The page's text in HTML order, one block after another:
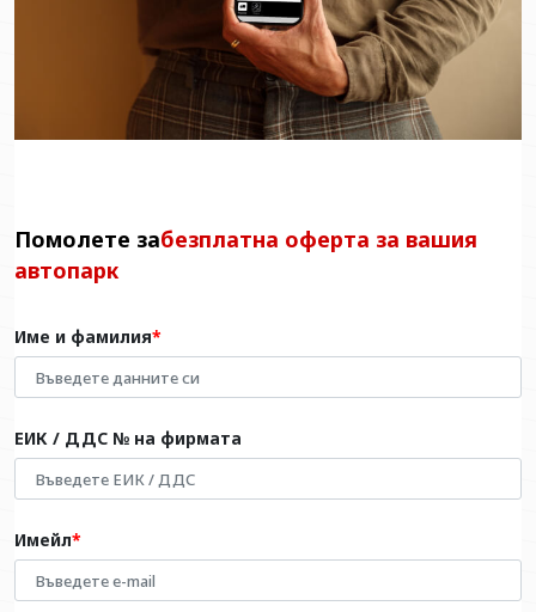
Помолете забезплатна оферта за вашия
автопарк
Име и фамилия
ЕИК / ДДС № на фирмата
Имейл